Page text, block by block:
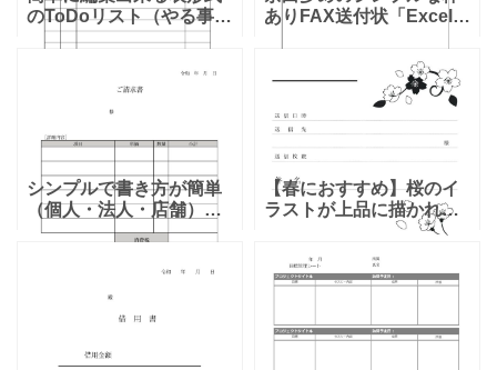
のToDoリスト（やる事）
「Excel・Word・PDF・
トとなります。簡単にや
ありFAX送付状「Excel・
型」フォーマットとなり
ます。シンプルなデザイ
ンで、内容部分は余白が
多めに取ってある
シンプルで書き方が簡単
（個人・法人・店舗）請
求書のExcel・Word・
るテンプレートになりま
す。項目が非常に簡潔で
シンプルですので、個
【春におすすめ】桜のイ
ラストが上品に描かれ
た、FAX送付状のテンプ
く描かれたFAX送付状で
ビ